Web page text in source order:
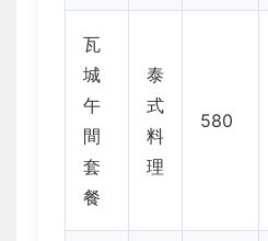
瓦
城
午
間
套
餐
泰
式
料
理
580